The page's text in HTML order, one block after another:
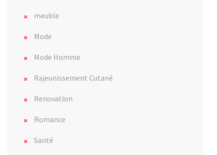
meuble
Mode
Mode Homme
Rajeunissement Cutané
Renovation
Romance
Santé